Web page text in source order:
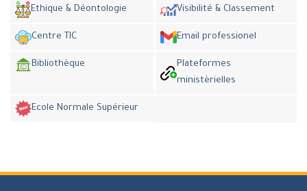
Ethique & Déontologie Visibilité & Classement
Centre TIC Email professionel
Bibliothèque
Plateformes
ministèrielles
Ecole Normale Supérieur